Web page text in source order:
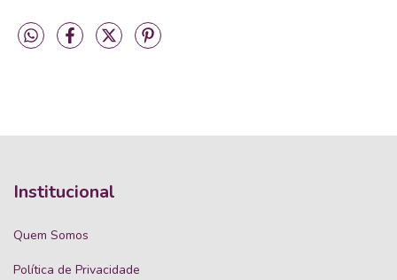
Institucional
Quem Somos
Política de Privacidade